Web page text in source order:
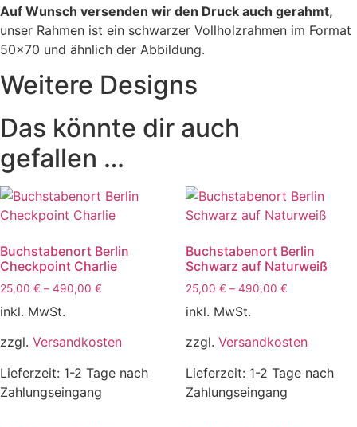
Auf Wunsch versenden wir den Druck auch gerahmt,
unser Rahmen ist ein schwarzer Vollholzrahmen im Format
50×70 und ähnlich der Abbildung.
Weitere Designs
Das könnte dir auch
gefallen …
Buchstabenort Berlin
Checkpoint Charlie
25,00 € – 490,00 €
inkl. MwSt.
zzgl. Versandkosten
Lieferzeit: 1-2 Tage nach
Zahlungseingang
Buchstabenort Berlin
Schwarz auf Naturweiß
25,00 € – 490,00 €
inkl. MwSt.
zzgl. Versandkosten
Lieferzeit: 1-2 Tage nach
Zahlungseingang